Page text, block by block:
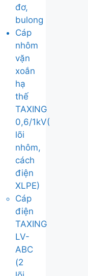
đơ,
bulong
Cáp
nhôm
vặn
xoắn
hạ
thế
TAXING
0,6/1kV(
lõi
nhôm,
cách
điện
XLPE)
Cáp
điện
TAXING
LV-
ABC
(2